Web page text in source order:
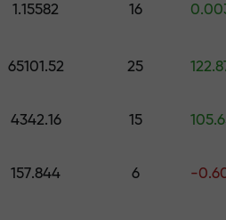
до
—мы
1.15582 16
65101.52 25
4342.16 15
157.844 6 -
для всех
Форекс,